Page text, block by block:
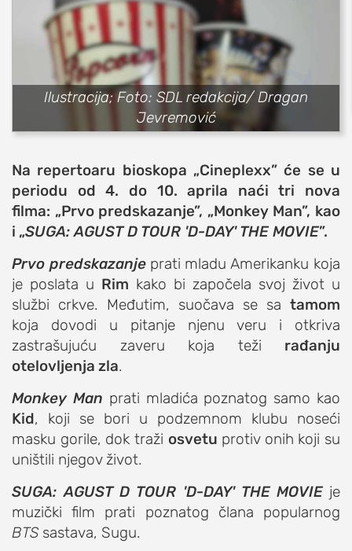
SEKCIJE
društvo
kultura
košarka
rukomet
e-sport
zabava
muzika
putovanja
moda i stil
studenti
organizacije
konkursi
fakulteti
studentski život
zdravlje
it
Ilustracija; Foto: SDL redakcija/ Dragan
Jevremović
Na repertoaru bioskopa „Cineplexx” će se u
periodu od 4. do 10. aprila naći tri nova
filma: „Prvo predskazanje”, „Monkey Man”, kao
i „SUGA: AGUST D TOUR 'D-DAY' THE MOVIE”.
Prvo predskazanje prati mladu Amerikanku koja
je poslata u Rim kako bi započela svoj život u
službi crkve. Međutim, suočava se sa tamom
koja dovodi u pitanje njenu veru i otkriva
zastrašujuću zaveru koja teži rađanju
otelovljenja zla.
Monkey Man prati mladića poznatog samo kao
Kid, koji se bori u podzemnom klubu noseći
masku gorile, dok traži osvetu protiv onih koji su
uništili njegov život.
SUGA: AGUST D TOUR 'D-DAY' THE MOVIE je
muzički film prati poznatog člana popularnog
BTS sastava, Sugu.